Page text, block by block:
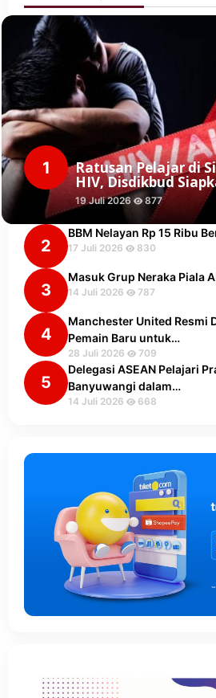
1 Ratusan Pelajar di
HIV, Disdikbud
19 Juli 2026 877
2
BBM Nelayan Rp 15 Ribu
17 Juli 2026 830
3
Masuk Grup Neraka Piala
14 Juli 2026 787
4
Manchester United Resmi
Pemain Baru untuk…
28 Juli 2026 709
5
Delegasi ASEAN Pelajari
Banyuwangi dalam…
14 Juli 2026 668